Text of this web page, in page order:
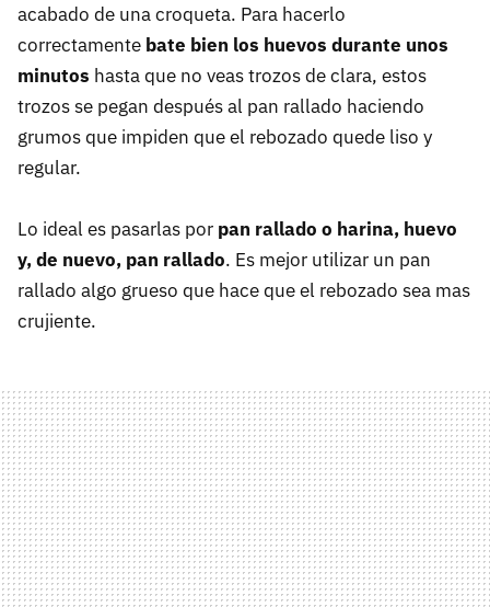
acabado de una croqueta. Para hacerlo
correctamente bate bien los huevos durante unos
minutos hasta que no veas trozos de clara, estos
trozos se pegan después al pan rallado haciendo
grumos que impiden que el rebozado quede liso y
regular.
Lo ideal es pasarlas por pan rallado o harina, huevo
y, de nuevo, pan rallado. Es mejor utilizar un pan
rallado algo grueso que hace que el rebozado sea mas
crujiente.